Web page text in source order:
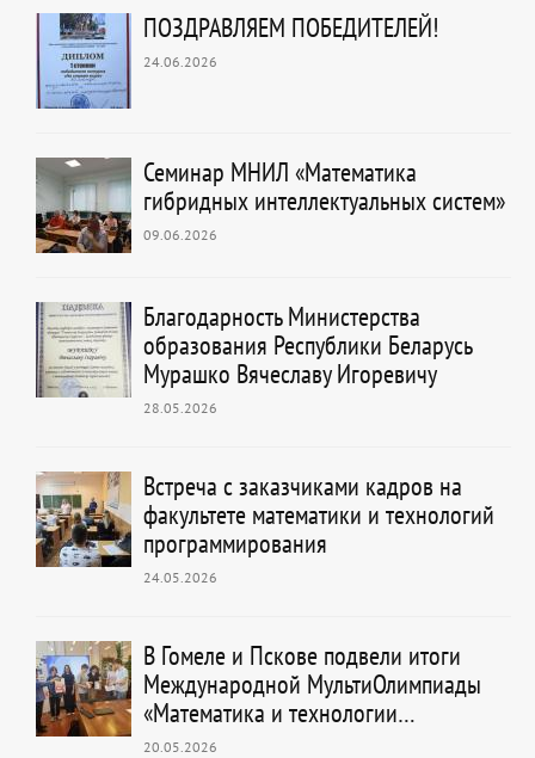
ПОЗДРАВЛЯЕМ ПОБЕДИТЕЛЕЙ!
24.06.2026
Семинар МНИЛ «Математика
гибридных интеллектуальных систем»
09.06.2026
Благодарность Министерства
образования Республики Беларусь
Мурашко Вячеславу Игоревичу
28.05.2026
Встреча с заказчиками кадров на
факультете математики и технологий
программирования
24.05.2026
В Гомеле и Пскове подвели итоги
Международной МультиОлимпиады
«Математика и технологии…
20.05.2026